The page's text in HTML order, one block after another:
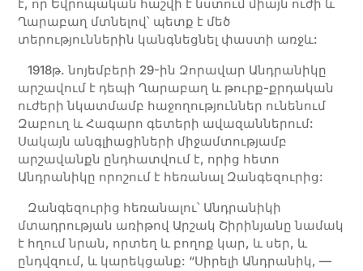
է, որ Եվրոպական հաշվի է նստում միայն ուժի և
Ղարաբաղ մտնելով՝ պետք է մեծ
տերություններին կանգնեցնել փաստի առջև:
1918թ. նոյեմբերի 29-ին Զորավար Անդրանիկը
արշավում է դեպի Ղարաբաղ և թուրք-քրդական
ուժերի նկատմամբ հաջողություններ ունենում
Զաբուղ և Հագարո գետերի ավազաններում:
Սակայն անգլիացիների միջամտությամբ
արշավանքն ընդհատվում է, որից հետո
Անդրանիկը որոշում է հեռանալ Զանգեզուրից:
Զանգեզուրից հեռանալու՝ Անդրանիկի
մտադրության առիթով Արշակ Շիրինյանը նամակ
է հղում նրան, որտեղ և բողոք կար, և սեր, և
ընդվզում, և կարեկցանք: “Սիրելի Անդրանիկ, —